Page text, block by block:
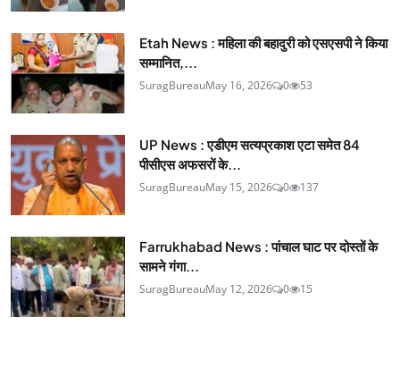
Etah News : महिला की बहादुरी को एसएसपी ने किया
सम्मानित,...
SuragBureauMay 16, 2026 0 53
UP News : एडीएम सत्यप्रकाश एटा समेत 84
पीसीएस अफसरों के...
SuragBureauMay 15, 2026 0 137
Farrukhabad News : पांचाल घाट पर दोस्तों के
सामने गंगा...
SuragBureauMay 12, 2026 0 15